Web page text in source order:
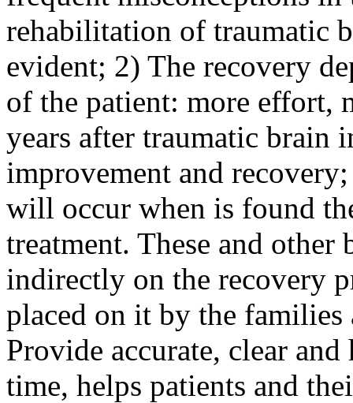
rehabilitation of traumatic
evident; 2) The recovery
of the patient: more effort,
years after traumatic
improvement and
will occur when is found
treatment. These and
indirectly on the recovery
placed on it by the families
Provide accurate, clear
time, helps patients and